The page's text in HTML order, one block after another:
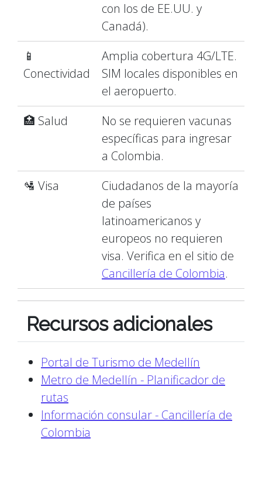
con los de EE.UU. y
Canadá).
📱
Conectividad
Amplia cobertura 4G/LTE.
SIM locales disponibles en
el aeropuerto.
🏥 Salud
No se requieren vacunas
específicas para ingresar
a Colombia.
🛂 Visa
Ciudadanos de la mayoría
de países
latinoamericanos y
europeos no requieren
visa. Verifica en el sitio de
Cancillería de Colombia.
Recursos adicionales
Portal de Turismo de Medellín
Metro de Medellín - Planificador de
rutas
Información consular - Cancillería de
Colombia